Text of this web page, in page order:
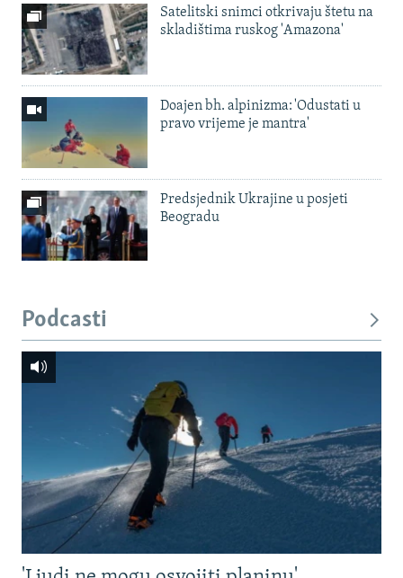
Satelitski snimci otkrivaju štetu na
skladištima ruskog 'Amazona'
Doajen bh. alpinizma: 'Odustati u
pravo vrijeme je mantra'
Predsjednik Ukrajine u posjeti
Beogradu
Podcasti